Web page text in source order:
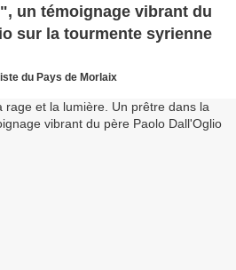
un témoignage vibrant du
sur la tourmente syrienne
du Pays de Morlaix